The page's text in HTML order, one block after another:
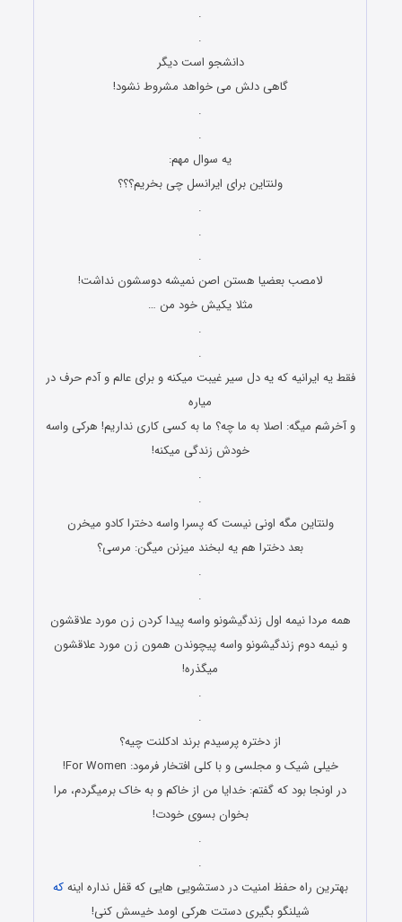
.
.
دانشجو است دیگر
گاهی دلش می خواهد مشروط نشود!
.
.
ﯾﻪ ﺳﻮﺍﻝ ﻣﻬﻢ:
ﻭﻟﻨﺘﺎﯾﻦ ﺑﺮﺍﯼ ﺍﯾﺮﺍﻧﺴﻞ ﭼﯽ بخریم؟؟؟
.
.
.
ﻻﻣﺼﺐ ﺑﻌﻀﯿﺎ ﻫﺴﺘﻦ ﺍﺻﻦ ﻧﻤﯿﺸﻪ ﺩﻭﺳﺸﻮﻥ ﻧﺪﺍﺷﺖ!
ﻣﺜﻼ ﯾﮑﯿﺶ ﺧﻮﺩ ﻣﻦ …
.
.
فقط یه ایرانیه ﻛﻪ یه دل سیر غیبت میکنه ﻭ برای عالم و آدم ﺣﺮﻑ در
میاره
و آﺧﺮﺷﻢ میگه: ﺍﺻﻼ ﺑﻪ ﻣﺎ ﭼﻪ؟ ما به کسی کاری نداریم! هرکی ﻭﺍﺳﻪ
ﺧﻮﺩﺵ زندگی میکنه!
.
.
ﻭﻟﻨﺘﺎین ﻣﮕﻪ اونی نیست ﻛﻪ پسرا ﻭﺍﺳﻪ دخترا ﻛﺎﺩﻭ میخرن
بعد دخترا هم یه ﻟﺒﺨﻨﺪ میزنن میگن: مرسی؟
.
.
همه مردا نیمه اول زندگیشونو واسه پیدا کردن زن مورد علاقشون
و نیمه دوم زندگیشونو واسه پیچوندن همون زن مورد علاقشون
میگذره!
.
.
ﺍﺯ ﺩﺧﺘﺮﻩ ﭘﺮﺳﯿﺪﻡ ﺑﺮﻧﺪ ﺍﺩﮐﻠﻨﺖ ﭼﯿﻪ؟
ﺧﯿﻠﯽ ﺷﯿﮏ ﻭ ﻣﺠﻠﺴﯽ ﻭ ﺑﺎ ﮐﻠﯽ ﺍﻓﺘﺨﺎﺭ ﻓﺮﻣﻮﺩ: For Women!
ﺩﺭ ﺍﻭﻧﺠﺎ ﺑﻮﺩ ﮐﻪ ﮔﻔﺘﻢ: ﺧﺪﺍﯾﺎ ﻣﻦ ﺍﺯ ﺧﺎﮐﻢ ﻭ ﺑﻪ ﺧﺎﮎ ﺑﺮﻣﯿﮕﺮﺩﻡ، ﻣﺮﺍ
ﺑﺨﻮﺍﻥ ﺑﺴﻮﯼ ﺧﻮﺩﺕ!
.
.
بهترین راه حفظ امنیت در دستشویی هایی که قفل نداره اینهکه
شیلنگو بگیری دستت هرکی اومد خیسش کنی!